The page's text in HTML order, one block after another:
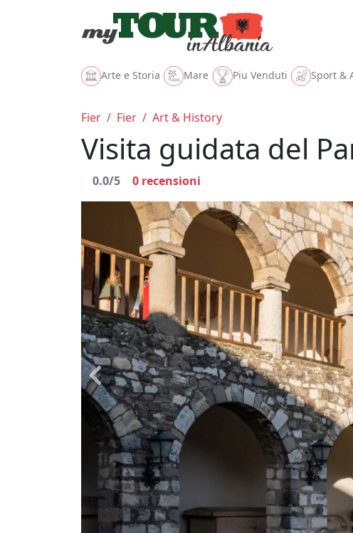
Arte e Storia Mare Piu Venduti Sport &
Fier / Fier / Art & History
Visita guidata del
0.0/5 0 recensioni